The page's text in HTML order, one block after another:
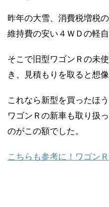
昨年の大雪、消費税増税
維持費の安い４ＷＤの軽
そこで旧型ワゴンＲの未
き、見積もりを取ると想
これなら新型を買ったほ
ワゴンＲの新車も取り扱
のがこの額でした。
こちらも参考に！ワゴン